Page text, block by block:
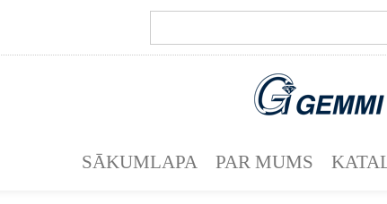
SĀKUMLAPA PAR MUMS